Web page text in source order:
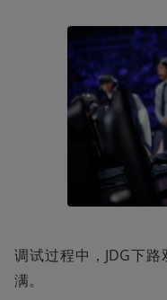
调试过程中，JDG下
满。